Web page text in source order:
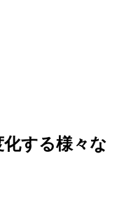
する様々な